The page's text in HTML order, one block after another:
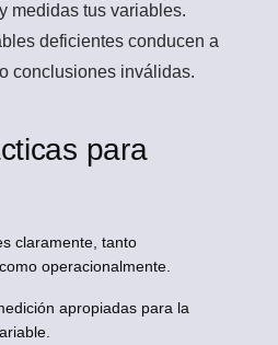
medidas tus variables.
deficientes conducen a
conclusiones inválidas.
para
claramente, tanto
operacionalmente.
apropiadas para la